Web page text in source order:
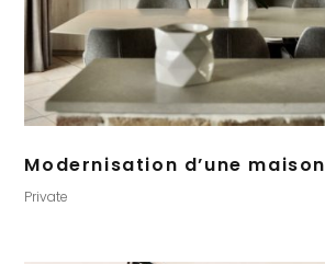
Modernisation d’une maison
Private